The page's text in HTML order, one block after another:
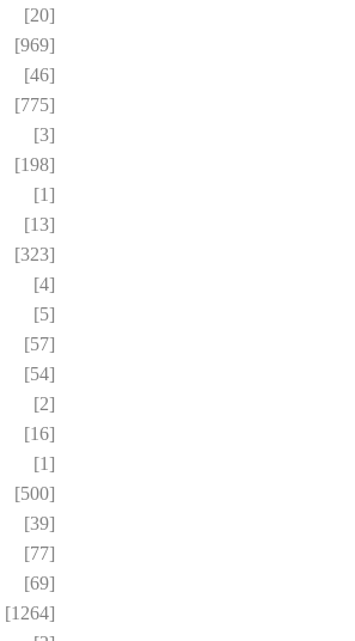
[20]
[969]
[46]
[775]
[3]
[198]
[1]
[13]
[323]
[4]
[5]
[57]
[54]
[2]
[16]
[1]
[500]
[39]
[77]
[69]
[1264]